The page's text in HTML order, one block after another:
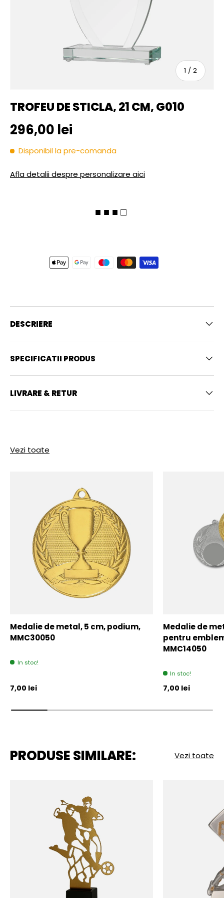
1 / sau
2
TROFEU DE STICLA, 21 CM, G010
Pret initial
296,00 lei
Disponibil la pre-comanda
Afla detalii despre personalizare aici
■ ■ ■ □
DESCRIERE
SPECIFICATII PRODUS
LIVRARE & RETUR
Vezi toate
Medalie de metal, 5 cm, podium,
MMC30050
In stoc!
Pret initial
7,00 lei
Medalie de
pentru
MMC14050
In stoc!
Pret initial
7,00 lei
PRODUSE SIMILARE: Vezi toate